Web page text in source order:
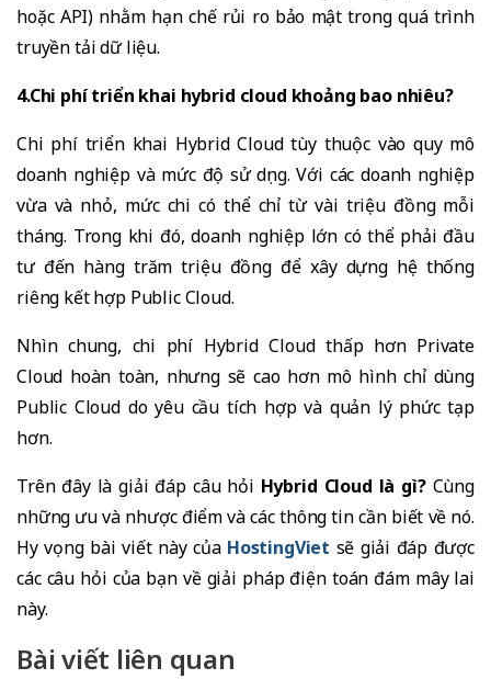
hoặc API) nhằm hạn chế rủi ro bảo mật trong quá trình
truyền tải dữ liệu.
4.Chi phí triển khai hybrid cloud khoảng bao nhiêu?
Chi phí triển khai Hybrid Cloud tùy thuộc vào quy mô
doanh nghiệp và mức độ sử dụng. Với các doanh nghiệp
vừa và nhỏ, mức chi có thể chỉ từ vài triệu đồng mỗi
tháng. Trong khi đó, doanh nghiệp lớn có thể phải đầu
tư đến hàng trăm triệu đồng để xây dựng hệ thống
riêng kết hợp Public Cloud.
Nhìn chung, chi phí Hybrid Cloud thấp hơn Private
Cloud hoàn toàn, nhưng sẽ cao hơn mô hình chỉ dùng
Public Cloud do yêu cầu tích hợp và quản lý phức tạp
hơn.
Trên đây là giải đáp câu hỏi Hybrid Cloud là gì?Cùng
những ưu và nhược điểm và các thông tin cần biết về nó.
Hy vọng bài viết này của HostingViet sẽ giải đáp được
các câu hỏi của bạn về giải pháp điện toán đám mây lai
này.
Bài viết liên quan